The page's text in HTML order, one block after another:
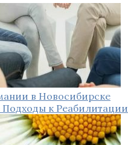
в Новосибирске
Подходы к Реабилитации